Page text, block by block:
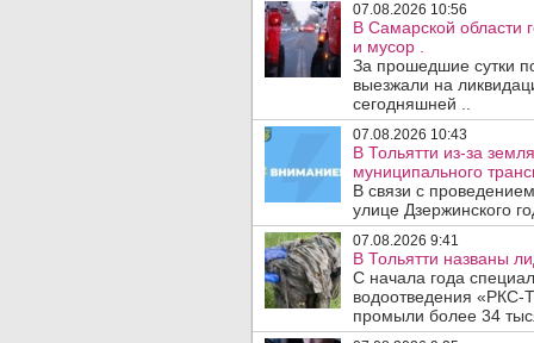
07.08.2026 10:56
В Самарской области
и мусор .
За прошедшие сутки
выезжали на
сегодняшней ..
07.08.2026 10:43
В Тольятти из-за
муниципального
В связи с
улице Дзержинского
07.08.2026 9:41
В Тольятти названы
С начала года
водоотведения «РКС-
промыли более 34